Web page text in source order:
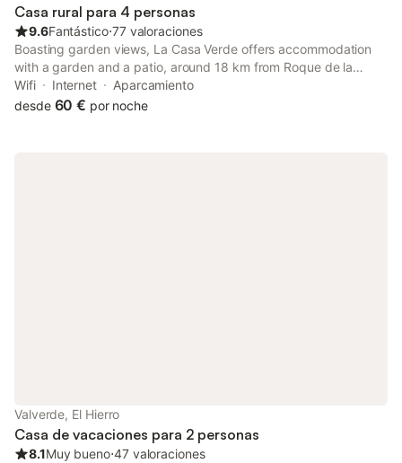
Casa rural para 4 personas
9.6Fantástico⋅77 valoraciones
Boasting garden views, La Casa Verde offers accommodation
with a garden and a patio, around 18 km from Roque de la
Bonanza. The property features sea and mountain views, and is
35 km from Playa del Verodal.
Wifi Internet
Aparcamiento
desde 60 € por noche
Valverde, El Hierro
Casa de vacaciones para 2 personas
8.1Muy bueno⋅47 valoraciones